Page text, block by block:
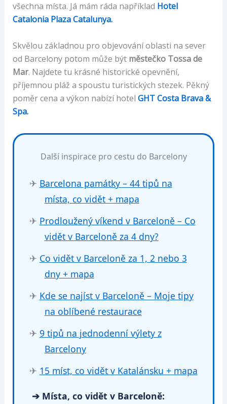
všechna místa. Já mám ráda například Hotel
Catalonia Plaza Catalunya.
Skvělou základnou pro objevování oblasti na sever
od Barcelony potom může být městečko Tossa de
Mar. Najdete tu krásné historické opevnění,
příjemnou pláž a spoustu turistických stezek. Pěkný
poměr cena a výkon nabízí hotel GHT Costa Brava &
Spa.
Další inspirace pro cestu do Barcelony
✈ Barcelona památky – 44 tipů na
místa, co vidět + mapa
✈ Prodloužený víkend v Barceloně – Co
vidět v Barceloně za 4 dny?
✈ Co vidět v Barceloně za 1, 2 nebo 3
dny + mapa
✈ Kde se najíst v Barceloně – Moje tipy
na oblíbené restaurace
✈ 9 tipů na jednodenní výlety z
Barcelony
✈ 15 míst, co vidět v Katalánsku + mapa
➔ Místa, co vidět v Barceloně: